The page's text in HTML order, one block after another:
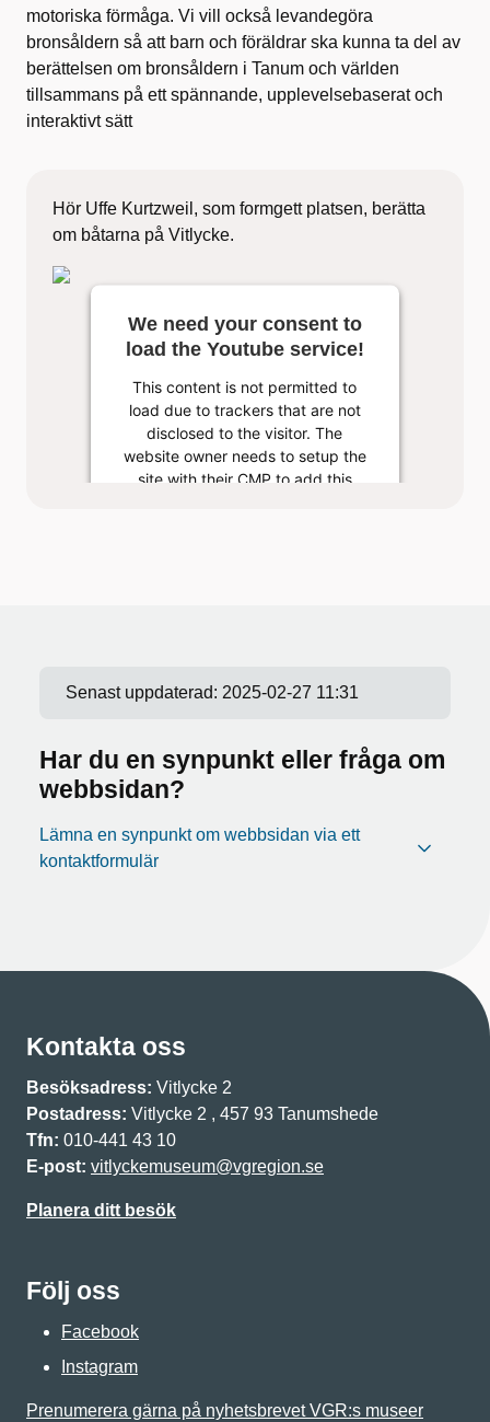
motoriska förmåga. Vi vill också levandegöra
bronsåldern så att barn och föräldrar ska kunna ta del av
berättelsen om bronsåldern i Tanum och världen
tillsammans på ett spännande, upplevelsebaserat och
interaktivt sätt
Hör Uffe Kurtzweil, som formgett platsen, berätta
om båtarna på Vitlycke.
We need your consent to
load the Youtube service!
This content is not permitted to
load due to trackers that are not
disclosed to the visitor. The
website owner needs to setup the
site with their CMP to add this
Senast uppdaterad: 2025-02-27 11:31
Har du en synpunkt eller fråga om
webbsidan?
Lämna en synpunkt om webbsidan via ett
kontaktformulär
Kontakta oss
Besöksadress: Vitlycke 2
Postadress: Vitlycke 2 , 457 93 Tanumshede
Tfn: 010-441 43 10
E-post: vitlyckemuseum@vgregion.se
Planera ditt besök
Följ oss
Facebook
Instagram
Prenumerera gärna på nyhetsbrevet VGR:s museer